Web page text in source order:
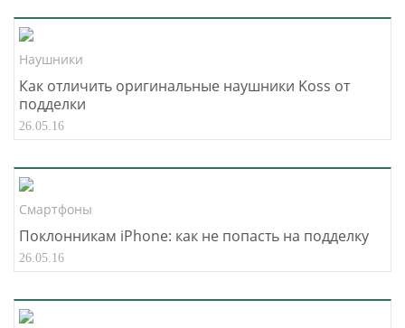
Наушники
Как отличить оригинальные наушники Koss от
подделки
26.05.16
Смартфоны
Поклонникам iPhone: как не попасть на подделку
26.05.16